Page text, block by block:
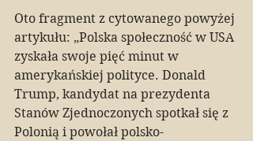
Oto fragment z cytowanego powyżej
artykułu: „Polska społeczność w USA
zyskała swoje pięć minut w
amerykańskiej polityce. Donald
Trump, kandydat na prezydenta
Stanów Zjednoczonych spotkał się z
Polonią i powołał polsko-